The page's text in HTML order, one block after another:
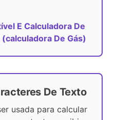
E Calculadora De
De Gás)
De Texto
usada para calcular